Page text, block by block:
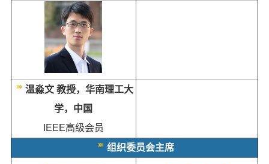
温淼文 教授，华南理工大
学，中国
IEEE高级会员
组织委员会主席